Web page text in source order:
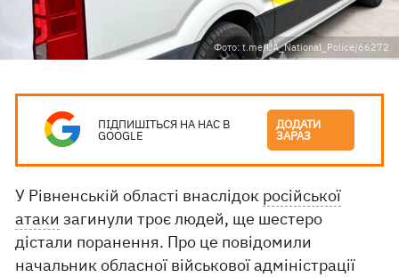
Фото: t.me/UA_National_Police/66272
ПІДПИШІТЬСЯ НА НАС В
GOOGLE
ДОДАТИ
ЗАРАЗ
У Рівненській області внаслідок російської
атаки загинули троє людей, ще шестеро
дістали поранення. Про це повідомили
начальник обласної військової адміністрації